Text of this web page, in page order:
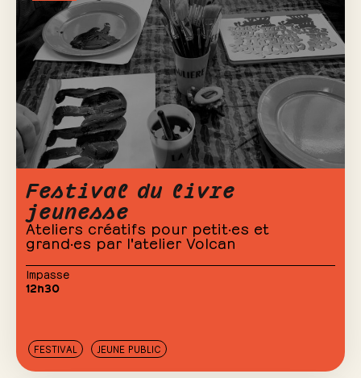
Festival du livre
jeunesse
Ateliers créatifs pour petit·es et
grand·es par l'atelier Volcan
Impasse
12h30
FESTIVAL JEUNE PUBLIC